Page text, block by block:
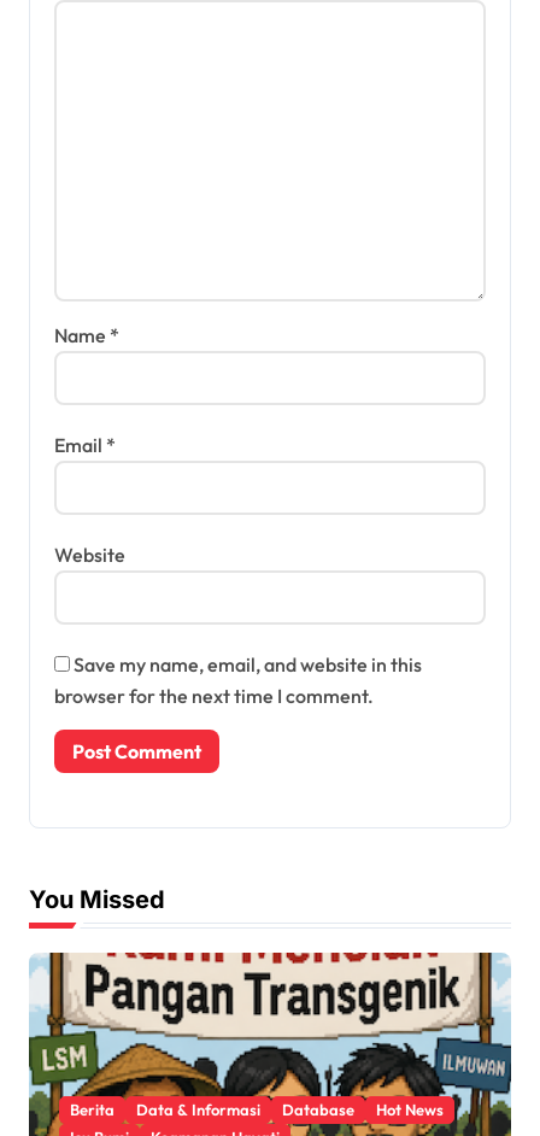
Name *
Email *
Website
Save my name, email, and website in this
browser for the next time I comment.
You Missed
Berita Data & Informasi Database
Hot News